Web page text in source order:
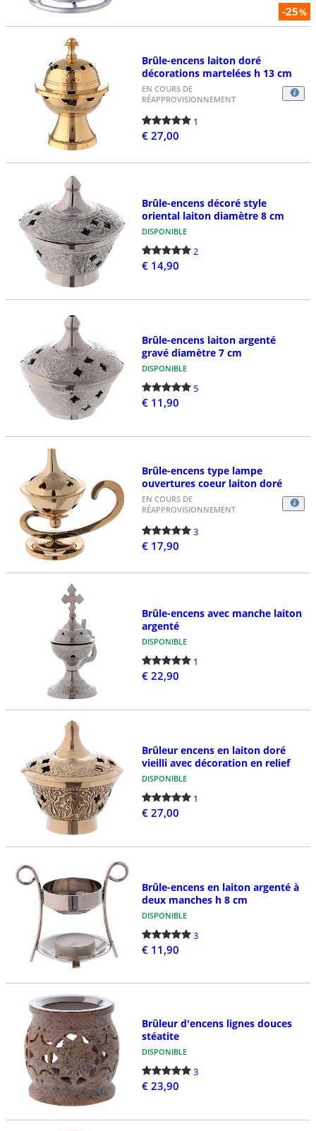
-25%
Brûle-encens laiton doré
décorations martelées h 13 cm
EN COURS DE
RÉAPPROVISIONNEMENT
1
€ 27,00
Brûle-encens décoré style
oriental laiton diamètre 8 cm
DISPONIBLE
2
€ 14,90
Brûle-encens laiton argenté
gravé diamètre 7 cm
DISPONIBLE
5
€ 11,90
Brûle-encens type lampe
ouvertures coeur laiton doré
EN COURS DE
RÉAPPROVISIONNEMENT
3
€ 17,90
Brûle-encens avec manche laiton
argenté
DISPONIBLE
1
€ 22,90
Brûleur encens en laiton doré
vieilli avec décoration en relief
DISPONIBLE
1
€ 27,00
Brûle-encens en laiton argenté à
deux manches h 8 cm
DISPONIBLE
3
€ 11,90
Brûleur d'encens lignes douces
stéatite
DISPONIBLE
3
€ 23,90